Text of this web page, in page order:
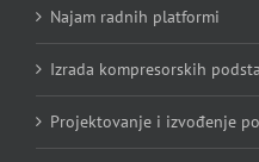
Najam radnih platformi
Izrada kompresorskih
Projektovanje i izvođenje